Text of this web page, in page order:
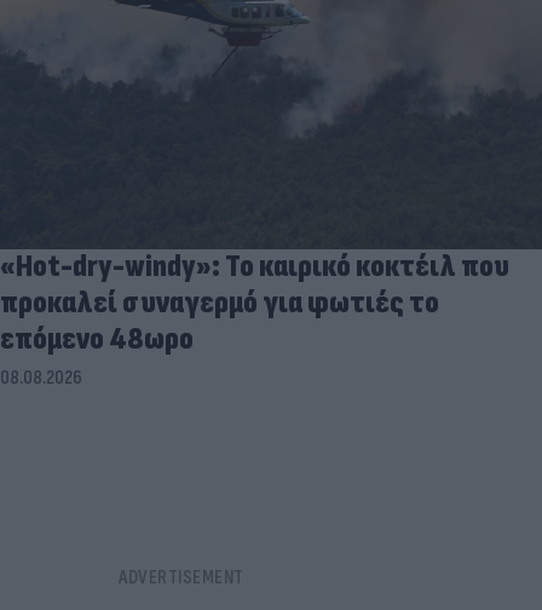
«Hot-dry-windy»: Το καιρικό κοκτέιλ που
προκαλεί συναγερμό για φωτιές το
επόμενο 48ωρο
08.08.2026